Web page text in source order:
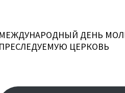
МЕЖДУНАРОДНЫЙ ДЕНЬ
ПРЕСЛЕДУЕМУЮ ЦЕРКОВЬ